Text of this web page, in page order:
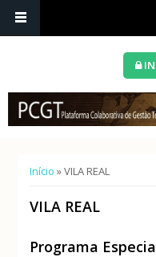
Está aqui
Início » VILA REAL
VILA REAL
Programa